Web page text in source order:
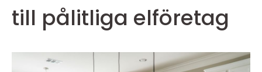
till pålitliga elföretag